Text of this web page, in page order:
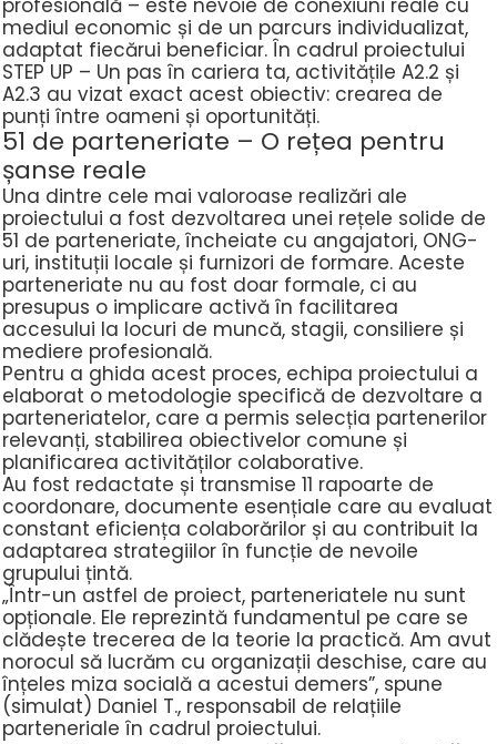
profesională – este nevoie de conexiuni reale cu
mediul economic și de un parcurs individualizat,
adaptat fiecărui beneficiar. În cadrul proiectului
STEP UP – Un pas în cariera ta, activitățile A2.2 și
A2.3 au vizat exact acest obiectiv: crearea de
punți între oameni și oportunități.
51 de parteneriate – O rețea pentru
șanse reale
Una dintre cele mai valoroase realizări ale
proiectului a fost dezvoltarea unei rețele solide de
51 de parteneriate, încheiate cu angajatori, ONG-
uri, instituții locale și furnizori de formare. Aceste
parteneriate nu au fost doar formale, ci au
presupus o implicare activă în facilitarea
accesului la locuri de muncă, stagii, consiliere și
mediere profesională.
Pentru a ghida acest proces, echipa proiectului a
elaborat o metodologie specifică de dezvoltare a
parteneriatelor, care a permis selecția partenerilor
relevanți, stabilirea obiectivelor comune și
planificarea activităților colaborative.
Au fost redactate și transmise 11 rapoarte de
coordonare, documente esențiale care au evaluat
constant eficiența colaborărilor și au contribuit la
adaptarea strategiilor în funcție de nevoile
grupului țintă.
„Într-un astfel de proiect, parteneriatele nu sunt
opționale. Ele reprezintă fundamentul pe care se
clădește trecerea de la teorie la practică. Am avut
norocul să lucrăm cu organizații deschise, care au
înțeles miza socială a acestui demers”, spune
(simulat) Daniel T., responsabil de relațiile
parteneriale în cadrul proiectului.